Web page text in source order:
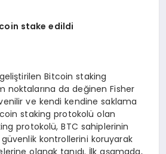
stake edildi
Bitcoin staking
noktalarına da değinen Fisher
ve kendi kendine saklama
staking protokolü olan
protokolü, BTC sahiplerinin
kontrollerini koruyarak